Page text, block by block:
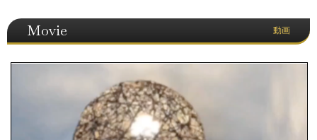
Movie 動画